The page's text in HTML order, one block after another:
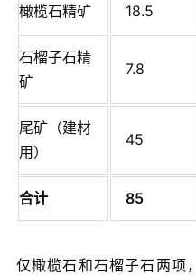
橄榄石精矿 18.5
石榴子石精
矿
7.8
尾矿（建材
用）
45
合计 85
仅橄榄石和石榴子石两项